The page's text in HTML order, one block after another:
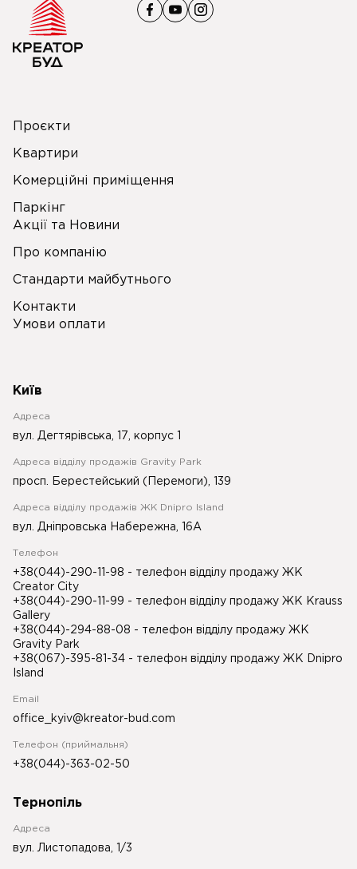
Проєкти
Квартири
Комерційні приміщення
Паркінг
Акції та Новини
Про компанію
Стандарти майбутнього
Контакти
Умови оплати
Київ
Адреса
вул. Дегтярівська, 17, корпус 1
Адреса відділу продажів Gravity Park
просп. Берестейський (Перемоги), 139
Адреса відділу продажів ЖК Dnipro Island
вул. Дніпровська Набережна, 16А
Телефон
+38(044)-290-11-98 - телефон відділу продажу ЖК
Creator City
+38(044)-290-11-99 - телефон відділу продажу ЖК Krauss
Gallery
+38(044)-294-88-08 - телефон відділу продажу ЖК
Gravity Park
+38(067)-395-81-34 - телефон відділу продажу ЖК Dnipro
Island
Email
office_kyiv@kreator-bud.com
Телефон (приймальня)
+38(044)-363-02-50
Тернопіль
Адреса
вул. Листопадова, 1/3